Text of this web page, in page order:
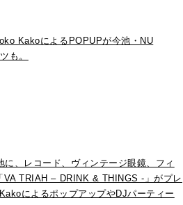
KakoによるPOPUPが今池・NU
も。
、レコード、ヴィンテージ眼鏡、フィ
VA TRIAH – DRINK & THINGS -」がプレ
によるポップアップやDJパーティー